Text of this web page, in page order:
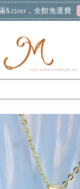
$2500，全館免運費